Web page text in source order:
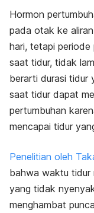
Hormon
pada otak ke
hari, tetapi periode
saat tidur, tidak
berarti durasi tidur
saat tidur dapat
pertumbuhan
mencapai tidur
Penelitian oleh
bahwa waktu tidur
yang tidak
menghambat